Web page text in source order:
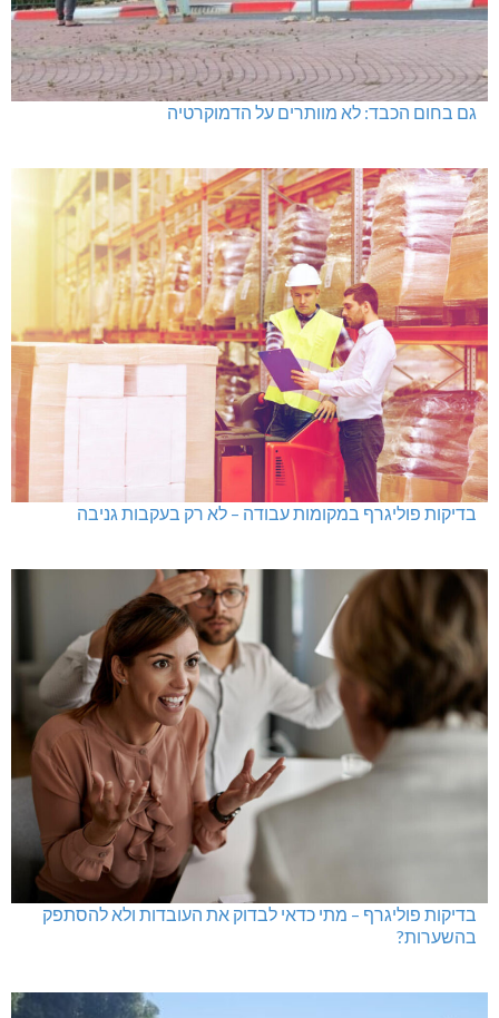
גם בחום הכבד: לא מוותרים על הדמוקרטיה
בדיקות פוליגרף במקומות עבודה – לא רק בעקבות גניבה
בדיקות פוליגרף – מתי כדאי לבדוק את העובדות ולא להסתפק
בהשערות?